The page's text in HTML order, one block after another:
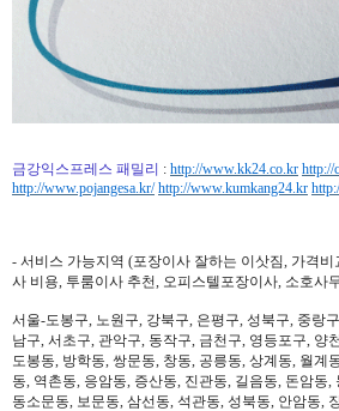
금강익스프레스 패밀리 : http://www.kk24.co.kr http://
http://www.pojangesa.kr/ http://www.kumkang24.kr
- 서비스 가능지역 (포장이사 잘하는 이삿짐, 가격
사 비용, 투룸이사 추천, 오피스텔포장이사, 소호사
서울-도봉구, 노원구, 강북구, 은평구, 성북구, 중랑
남구, 서초구, 관악구, 동작구, 금천구, 영등포구, 양
도봉동, 방학동, 쌍문동, 창동, 공릉동, 상계동, 월
동, 역촌동, 응암동, 증산동, 진관동, 길음동, 돈암동,
동소문동, 보문동, 삼선동, 석관동, 성북동, 안암동,